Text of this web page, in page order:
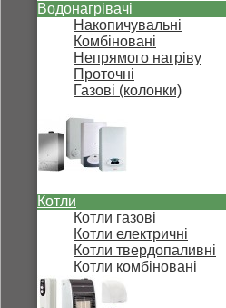
Водонагрівачі
Накопичувальні
Комбіновані
Непрямого нагріву
Проточні
Газові (колонки)
Котли
Котли газові
Котли електричні
Котли твердопаливні
Котли комбіновані